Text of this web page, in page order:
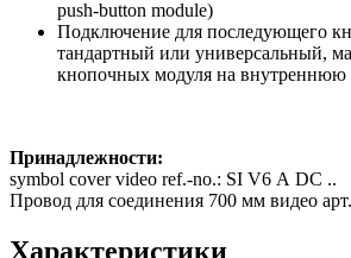
push-button module)
Подключение для последующего
тандартный или универсальный,
кнопочных модуля на внутреннюю
Принадлежности:
symbol cover video ref.-no.: SI V6 A DC ..
Провод для соединения 700 мм видео
Характеристики